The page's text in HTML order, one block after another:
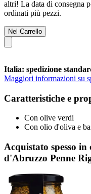
altri! La data di consegna
ordinati più pezzi.
Nel Carrello
Italia: spedizione
Maggiori informazioni su
Caratteristiche e
Con olive verdi
Con olio d'oliva e
Acquistato spesso
d'Abruzzo Penne